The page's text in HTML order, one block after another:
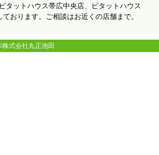
タットハウス帯広中央店、ピタットハウス
おります。ご相談はお近くの店舗まで。
株式会社丸正池田